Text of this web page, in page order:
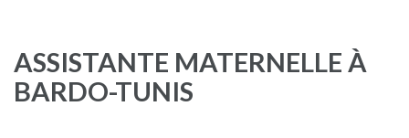
ASSISTANTE MATERNELLE À
BARDO-TUNIS